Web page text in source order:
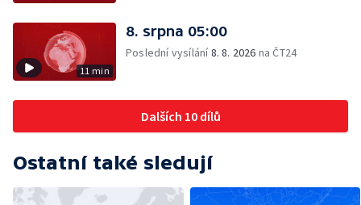
11 min
8. srpna 05:00
Poslední vysílání8. 8. 2026 na ČT24
Dalších 10 dílů
Ostatní také sledují